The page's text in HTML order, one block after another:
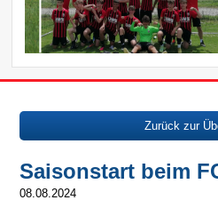
Zurück zur
Saisonstart beim
08.08.2024